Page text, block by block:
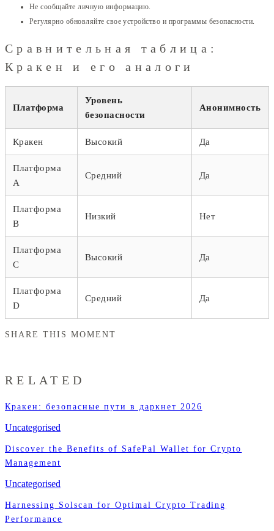
Не сообщайте личную информацию.
Регулярно обновляйте свое устройство и программы безопасности.
Сравнительная таблица:
Кракен и его аналоги
Платформа
Уровень
безопасности
Анонимность
Кракен Высокий Да
Платформа
A
Средний Да
Платформа
B
Низкий Нет
Платформа
C
Высокий Да
Платформа
D
Средний Да
SHARE THIS MOMENT
RELATED
Кракен: безопасные пути в даркнет 2026
Uncategorised
Discover the Benefits of SafePal Wallet for Crypto
Management
Uncategorised
Harnessing Solscan for Optimal Crypto Trading
Performance